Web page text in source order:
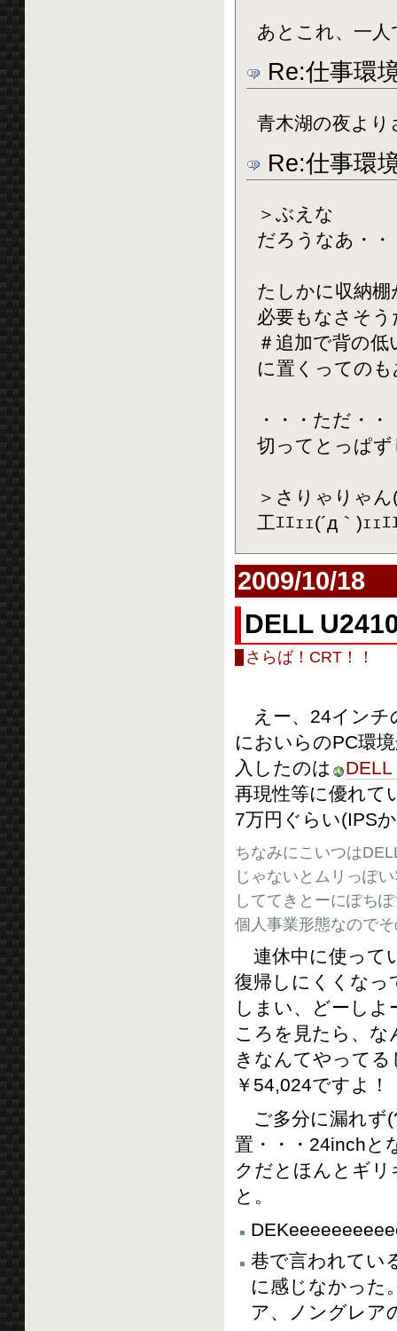
あとこれ、一
Re:仕事環
青木湖の夜よ
Re:仕事環
＞ぶえな
だろうなあ・
たしかに収納
必要もなさそう
＃追加で背の
に置くっての
・・・ただ・
切ってとっぱ
＞さりゃりゃ
工ｴｴｪｪ(´д｀)ｪｪ
2009/10/18
DELL
さらば！CRT！！
えー、24インチ
においらのPC環
入したのは
再現性等に優れて
7万円ぐらい(IPS
ちなみにこいつは
じゃないとムリっぽ
しててきとーにぽち
個人事業形態なので
連休中に使って
復帰しにくくなっ
しまい、どーし
ころを見たら、な
きなんてやって
￥54,024ですよ！
ご多分に漏れず
置・・・24inchと
クだとほんとギ
と。
巷で言われてい
に感じなかった
ア、ノングレア